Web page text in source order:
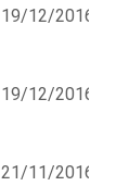
19/12/2016
19/12/2016
21/11/2016